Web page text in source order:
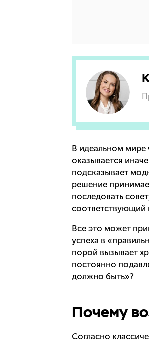
В идеальном мире
оказывается
подсказывает
решение
последовать
соответствующий
Все это может
успеха в
порой вызывает
постоянно
должно быть»?
Почему
Согласно